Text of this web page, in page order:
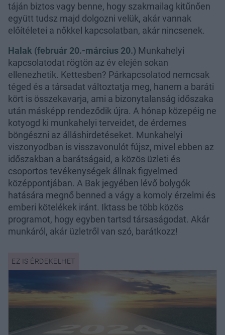
táján biztos vagy benne, hogy szakmailag kitűnően
együtt tudsz majd dolgozni velük, akár vannak
előítéletei a nőkkel kapcsolatban, akár nincsenek.
Halak (február 20.-március 20.) Munkahelyi
kapcsolatodat rögtön az év elején sokan
ellenezhetik. Kettesben? Párkapcsolatod nemcsak
téged és a társadat változtatja meg, hanem a baráti
kört is összekavarja, ami a bizonytalanság időszaka
után másképp rendeződik újra. A hónap közepéig ne
kotyogd ki munkahelyi terveidet, de érdemes
böngészni az álláshirdetéseket. Munkahelyi
viszonyodban is visszavonulót fújsz, mivel ebben az
időszakban a barátságaid, a közös üzleti és
csoportos tevékenységek állnak figyelmed
középpontjában. A Bak jegyében lévő bolygók
hatására megnő benned a vágy a komoly érzelmi és
emberi kötelékek iránt. Iktass be több közös
programot, hogy egyben tartsd társaságodat. Akár
munkáról, akár üzletről van szó, barátkozz!